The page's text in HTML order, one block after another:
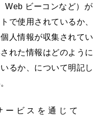
Web ビーコンなど）が
で使用されているか、
人情報が収集されてい
れた情報はどのように
るか、について明記し
ビスを通じて